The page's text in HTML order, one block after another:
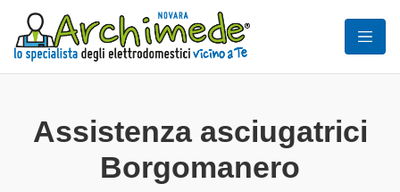
Assistenza asciugatrici
Borgomanero